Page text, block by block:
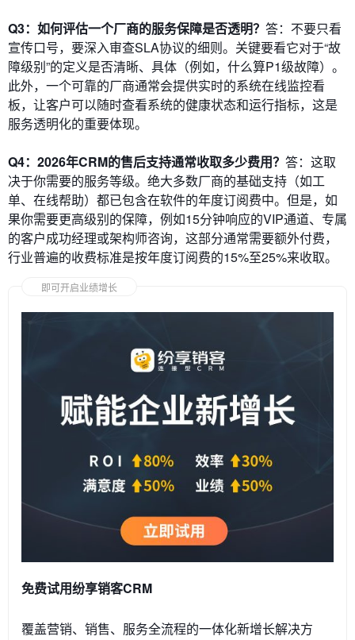
Q3：如何评估一个厂商的服务保障是否透明？ 答：不要只看
宣传口号，要深入审查SLA协议的细则。关键要看它对于“故
障级别”的定义是否清晰、具体（例如，什么算P1级故障）。
此外，一个可靠的厂商通常会提供实时的系统在线监控看
板，让客户可以随时查看系统的健康状态和运行指标，这是
服务透明化的重要体现。
Q4：2026年CRM的售后支持通常收取多少费用？ 答：这取
决于你需要的服务等级。绝大多数厂商的基础支持（如工
单、在线帮助）都已包含在软件的年度订阅费中。但是，如
果你需要更高级别的保障，例如15分钟响应的VIP通道、专属
的客户成功经理或架构师咨询，这部分通常需要额外付费，
行业普遍的收费标准是按年度订阅费的15%至25%来收取。
即可开启业绩增长
免费试用纷享销客CRM
覆盖营销、销售、服务全流程的一体化新增长解决方